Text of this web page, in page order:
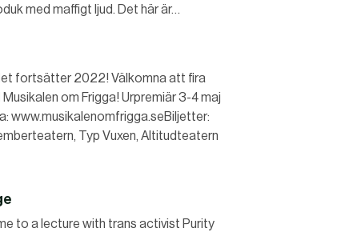
med maffigt ljud. Det här är…
fortsätter 2022! Välkomna att fira
om Frigga! Urpremiär 3-4 maj
www.musikalenomfrigga.seBiljetter:
Typ Vuxen, Altitudteatern
to a lecture with trans activist Purity